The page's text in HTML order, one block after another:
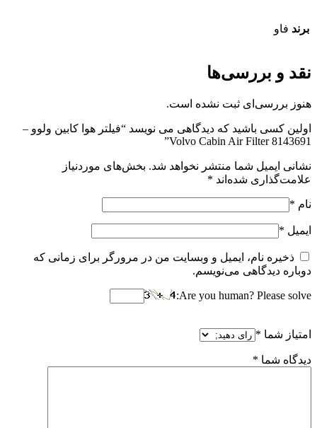
برند فاو
نقد و بررسی‌ها
هنوز بررسی‌ای ثبت نشده است.
اولین کسی باشید که دیدگاهی می نویسد “فیلتر هوا کابین ولوو –
Volvo Cabin Air Filter 8143691”
نشانی ایمیل شما منتشر نخواهد شد. بخش‌های موردنیاز
علامت‌گذاری شده‌اند *
نام *
ایمیل *
ذخیره نام، ایمیل و وبسایت من در مرورگر برای زمانی که
دوباره دیدگاهی می‌نویسم.
Are you human? Please solve:
امتیاز شما *
دیدگاه شما *